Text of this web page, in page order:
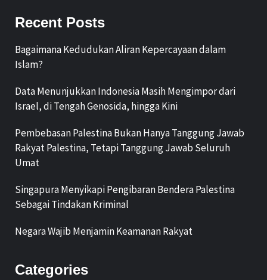
Recent Posts
Bagaimana Kedudukan Aliran Kepercayaan dalam
Islam?
Data Menunjukkan Indonesia Masih Mengimpor dari
Israel, di Tengah Genosida, hingga Kini
Pembebasan Palestina Bukan Hanya Tanggung Jawab
Rakyat Palestina, Tetapi Tanggung Jawab Seluruh
Umat
Singapura Menyikapi Pengibaran Bendera Palestina
Sebagai Tindakan Kriminal
Negara Wajib Menjamin Keamanan Rakyat
Categories